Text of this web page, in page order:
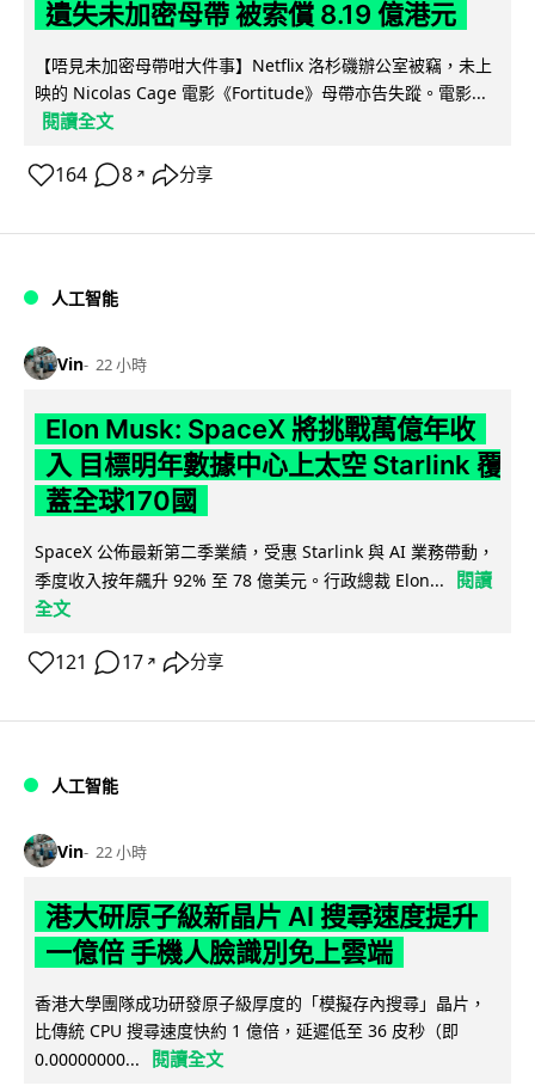
遺失未加密母帶 被索償 8.19 億港元
【唔見未加密母帶咁大件事】Netflix 洛杉磯辦公室被竊，未上
映的 Nicolas Cage 電影《Fortitude》母帶亦告失蹤。電影...
閱讀全文
164 8 ↗ 分享
人工智能
Vin 22 小時
Elon Musk: SpaceX 將挑戰萬億年收
入 目標明年數據中心上太空 Starlink 覆
蓋全球170國
SpaceX 公佈最新第二季業績，受惠 Starlink 與 AI 業務帶動，
季度收入按年飆升 92% 至 78 億美元。行政總裁 Elon...
閱讀
全文
121 17 ↗ 分享
人工智能
Vin 22 小時
港大研原子級新晶片 AI 搜尋速度提升
一億倍 手機人臉識別免上雲端
香港大學團隊成功研發原子級厚度的「模擬存內搜尋」晶片，
比傳統 CPU 搜尋速度快約 1 億倍，延遲低至 36 皮秒（即
0.00000000...
閱讀全文